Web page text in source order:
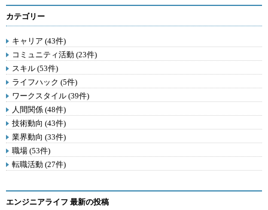
カテゴリー
キャリア (43件)
コミュニティ活動 (23件)
スキル (53件)
ライフハック (5件)
ワークスタイル (39件)
人間関係 (48件)
技術動向 (43件)
業界動向 (33件)
職場 (53件)
転職活動 (27件)
エンジニアライフ 最新の投稿